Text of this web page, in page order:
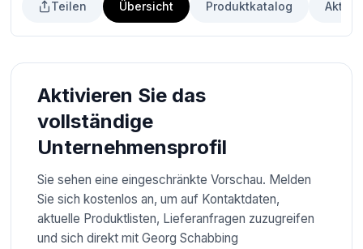
Teilen Übersicht Produktkatalog
Aktivieren Sie das
vollständige
Unternehmensprofil
Sie sehen eine eingeschränkte Vorschau. Melden
Sie sich kostenlos an, um auf Kontaktdaten,
aktuelle Produktlisten, Lieferanfragen zuzugreifen
und sich direkt mit Georg Schabbing